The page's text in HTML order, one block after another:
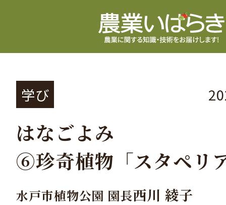
学び
はなごよみ
⑥珍奇植物「スタペリ
水戸市植物公園 園長西川 綾子